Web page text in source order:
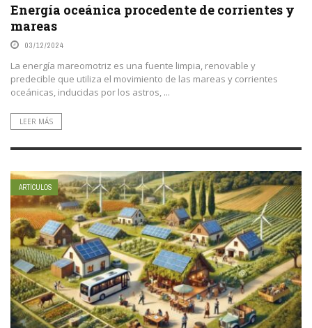
Energía oceánica procedente de corrientes y
mareas
03/12/2024
La energía mareomotriz es una fuente limpia, renovable y
predecible que utiliza el movimiento de las mareas y corrientes
oceánicas, inducidas por los astros, ...
LEER MÁS
ARTÍCULOS